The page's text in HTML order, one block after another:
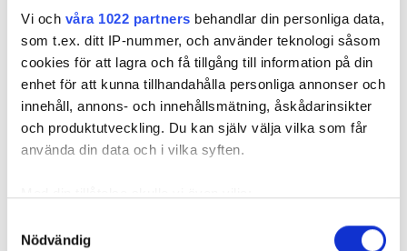
Vi och våra 1022 partners behandlar din personliga data,
som t.ex. ditt IP-nummer, och använder teknologi såsom
cookies för att lagra och få tillgång till information på din
enhet för att kunna tillhandahålla personliga annonser och
innehåll, annons- och innehållsmätning, åskådarinsikter
och produktutveckling. Du kan själv välja vilka som får
använda din data och i vilka syften.
som kan ha en noggrannhet på upp till flera meter
Nödvändig
Hyresgästen själv menar att hyresvärden under hela den tid
han bott där varken gjort några inspektioner eller något
underhåll av badrummet, och att det är anledningen till att
sprickan har kunnat uppstå. Sprickan var heller inte så lätt
att upptäcka, menar han.
Tyckte inte renovering var nödvändig
redan 2024 vände sig till hyresgästen med ett erbjudande
hyresgästen att både kök och badrum var i funktionellt